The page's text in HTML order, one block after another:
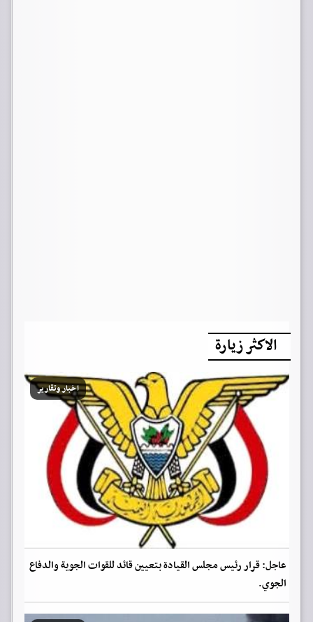
الاكثر زيارة
اخبار وتقارير
عاجل: قرار رئيس مجلس القيادة بتعيين قائد للقوات الجوية والدفاع
الجوي.